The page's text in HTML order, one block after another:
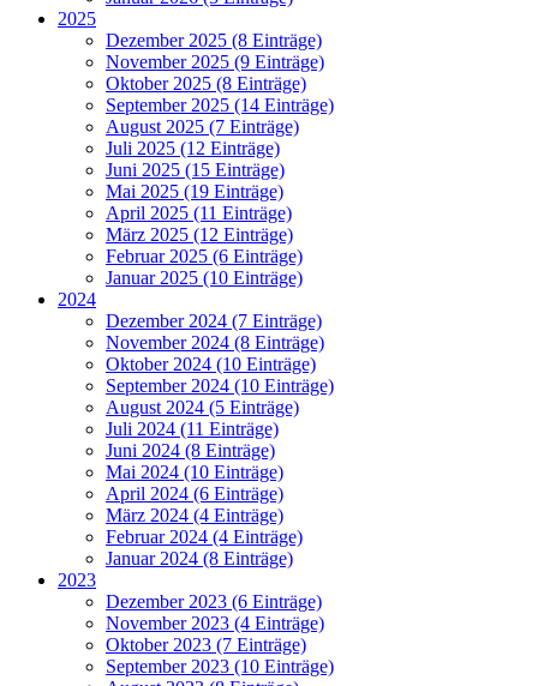
2025
Dezember 2025 (8 Einträge)
November 2025 (9 Einträge)
Oktober 2025 (8 Einträge)
September 2025 (14 Einträge)
August 2025 (7 Einträge)
Juli 2025 (12 Einträge)
Juni 2025 (15 Einträge)
Mai 2025 (19 Einträge)
April 2025 (11 Einträge)
März 2025 (12 Einträge)
Februar 2025 (6 Einträge)
Januar 2025 (10 Einträge)
2024
Dezember 2024 (7 Einträge)
November 2024 (8 Einträge)
Oktober 2024 (10 Einträge)
September 2024 (10 Einträge)
August 2024 (5 Einträge)
Juli 2024 (11 Einträge)
Juni 2024 (8 Einträge)
Mai 2024 (10 Einträge)
April 2024 (6 Einträge)
März 2024 (4 Einträge)
Februar 2024 (4 Einträge)
Januar 2024 (8 Einträge)
2023
Dezember 2023 (6 Einträge)
November 2023 (4 Einträge)
Oktober 2023 (7 Einträge)
September 2023 (10 Einträge)